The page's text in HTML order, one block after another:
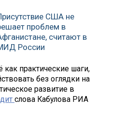
США не
проблем в
считают в
России
практические шаги,
без оглядки на
развитие в
слова Кабулова РИА